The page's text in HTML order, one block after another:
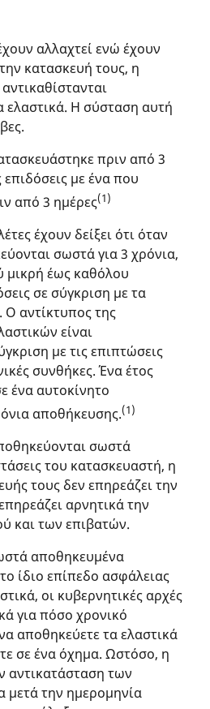
αλλαχτεί ενώ έχουν
κατασκευή τους, η
ελαστικά. Η σύσταση αυτή
πριν από 3
επιδόσεις με ένα που
από 3 ημέρες(1)
έχουν δείξει ότι όταν
σωστά για 3 χρόνια,
μικρή έως καθόλου
σε σύγκριση με τα
Ο αντίκτυπος της
είναι
με τις επιπτώσεις
συνθήκες. Ένα έτος
ένα αυτοκίνητο
αποθήκευσης.(1)
σωστά
του κατασκευαστή, η
τους δεν επηρεάζει την
αρνητικά την
και των επιβατών.
αποθηκευμένα
ίδιο επίπεδο ασφάλειας
οι κυβερνητικές αρχές
για πόσο χρονικό
αποθηκεύετε τα ελαστικά
σε ένα όχημα. Ωστόσο, η
αντικατάσταση των
μετά την ημερομηνία